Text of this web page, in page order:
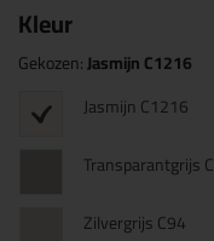
Kleur
Gekozen:Jasmijn C1216
Jasmijn C1216
Transparantgrijs
Zilvergrijs C94